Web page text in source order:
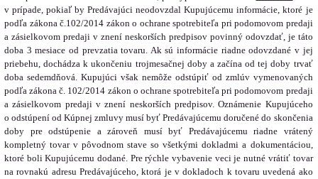
v prípade, pokiaľ by Predávajúci neodovzdal Kupujúcemu informácie, ktoré je
podľa zákona č.102/2014 zákon o ochrane spotrebiteľa pri podomovom predaji
a zásielkovom predaji v znení neskorších predpisov povinný odovzdať, je táto
doba 3 mesiace od prevzatia tovaru. Ak sú informácie riadne odovzdané v jej
priebehu, dochádza k ukončeniu trojmesačnej doby a začína od tej doby trvať
doba sedemdňová. Kupujúci však nemôže odstúpiť od zmlúv vymenovaných
podľa zákona č. 102/2014 zákon o ochrane spotrebiteľa pri podomovom predaji
a zásielkovom predaji v znení neskorších predpisov. Oznámenie Kupujúceho
o odstúpení od Kúpnej zmluvy musí byť Predávajúcemu doručené do skončenia
doby pre odstúpenie a zároveň musí byť Predávajúcemu riadne vrátený
kompletný tovar v pôvodnom stave so všetkými dokladmi a dokumentáciou,
ktoré boli Kupujúcemu dodané. Pre rýchle vybavenie veci je nutné vrátiť tovar
na rovnakú adresu Predávajúceho, ktorá je v dokladoch k tovaru uvedená ako